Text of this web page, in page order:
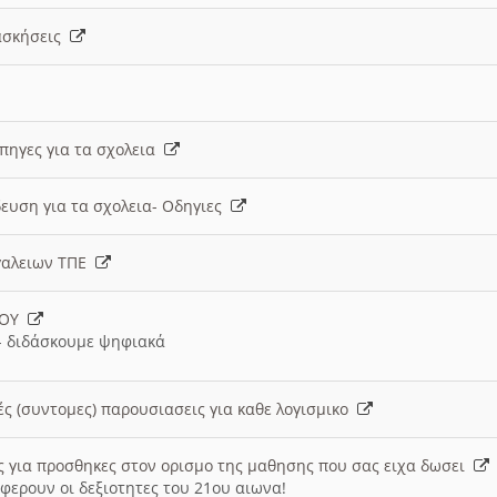
για τα σχολεια
για τα σχολεια- Οδηγιες
ΤΠΕ
ψηφιακά
(συντομες) παρουσιασεις για καθε λογισμικο
για προσθηκες στον ορισμο της μαθησης που σας ειχα δωσει
οι δεξιοτητες του 21ου αιωνα!